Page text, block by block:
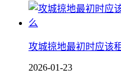
攻城掠地最初时应该
2026-01-23